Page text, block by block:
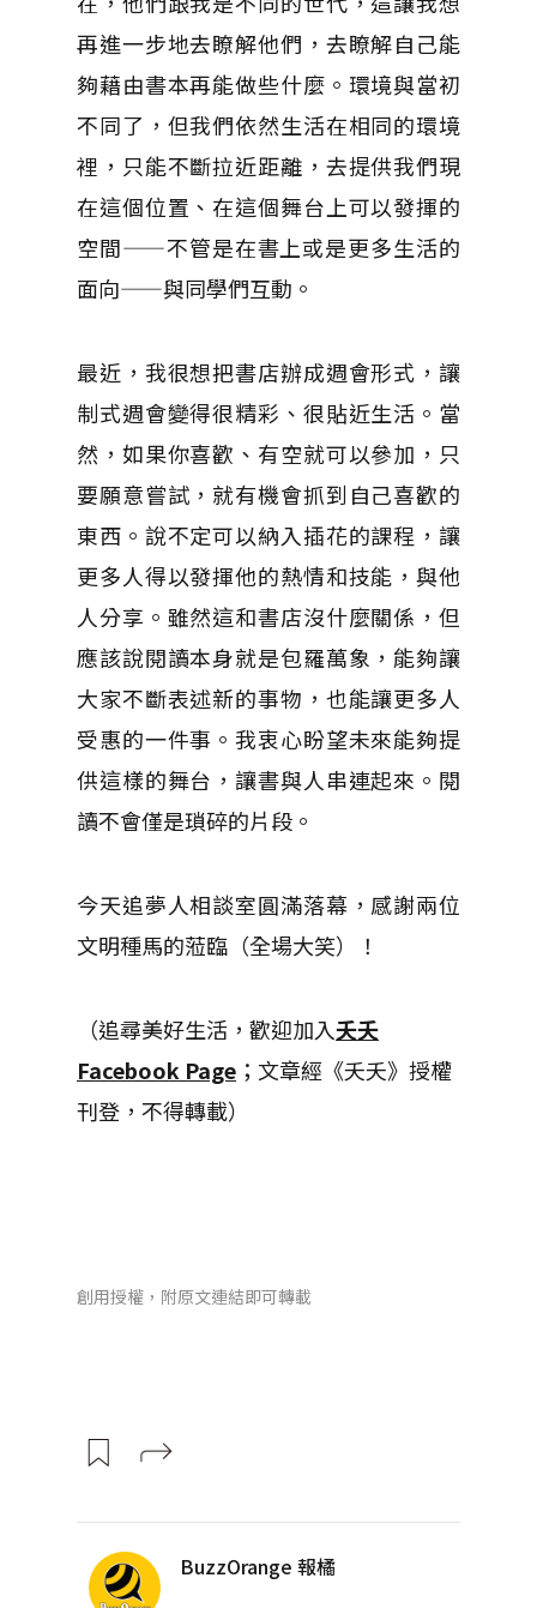
再進一步地去瞭解他們，去瞭解自己能
夠藉由書本再能做些什麼。環境與當初
不同了，但我們依然生活在相同的環境
裡，只能不斷拉近距離，去提供我們現
在這個位置、在這個舞台上可以發揮的
空間——不管是在書上或是更多生活的
面向——與同學們互動。
最近，我很想把書店辦成週會形式，讓
制式週會變得很精彩、很貼近生活。當
然，如果你喜歡、有空就可以參加，只
要願意嘗試，就有機會抓到自己喜歡的
東西。說不定可以納入插花的課程，讓
更多人得以發揮他的熱情和技能，與他
人分享。雖然這和書店沒什麼關係，但
應該說閱讀本身就是包羅萬象，能夠讓
大家不斷表述新的事物，也能讓更多人
受惠的一件事。我衷心盼望未來能夠提
供這樣的舞台，讓書與人串連起來。閱
讀不會僅是瑣碎的片段。
今天追夢人相談室圓滿落幕，感謝兩位
文明種馬的蒞臨（全場大笑）！
（追尋美好生活，歡迎加入夭夭
Facebook Page ；文章經《夭夭》授權
刊登，不得轉載）
創用授權，附原文連結即可轉載
BuzzOrange 報橘